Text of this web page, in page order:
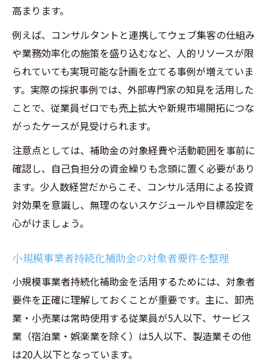
高まります。
例えば、コンサルタントと連携してウェブ集客の仕組み
や業務効率化の施策を盛り込むなど、人的リソースが限
られていても実現可能な計画を立てる事例が増えていま
す。実際の採択事例では、外部専門家の知見を活用した
ことで、従業員ゼロでも売上拡大や新規市場開拓につな
がったケースが見受けられます。
注意点としては、補助金の対象経費や活動範囲を事前に
確認し、自己負担分の資金繰りも念頭に置く必要があり
ます。少人数経営だからこそ、コンサル活用による投資
対効果を意識し、無理のないスケジュールや目標設定を
心がけましょう。
小規模事業者持続化補助金の対象者要件を整理
小規模事業者持続化補助金を活用するためには、対象者
要件を正確に理解しておくことが重要です。主に、卸売
業・小売業は常時使用する従業員が5人以下、サービス
業（宿泊業・娯楽業を除く）は5人以下、製造業その他
は20人以下となっています。